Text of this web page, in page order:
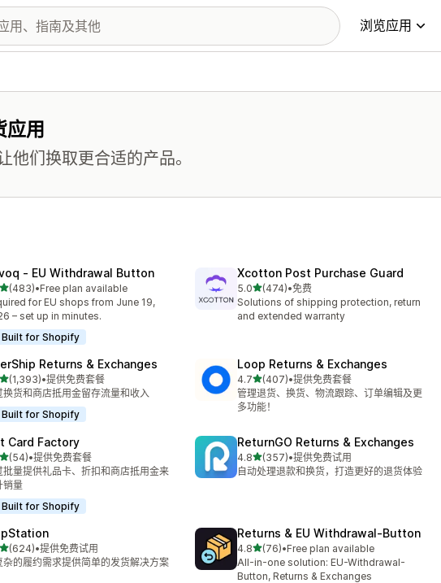
浏览应用
应用
们换取更合适的产品。
‑ EU Withdrawal Button
星（满分 5 星）
(483)
483 条评论
•Free plan available
for EU shops from June 19,
– set up in minutes.
Built for Shopify
Xcotton Post Purchase Guard
5.0星（满分 5 星）
(474)
总共 474 条评论
•免费
Solutions of shipping protection, return
and extended warranty
Returns & Exchanges
星（满分 5 星）
(1,393)
1393 条评论
•提供免费套餐
换货和商店抵用金留存流量和收入
Built for Shopify
Loop Returns & Exchanges
4.7星（满分 5 星）
(407)
总共 407 条评论
•提供免费套餐
管理退货、换货、物流跟踪、订单编辑及更
多功能！
Card Factory
星（满分 5 星）
(54)
54 条评论
•提供免费套餐
批量提供礼品卡、折扣和商店抵用金来
销量
Built for Shopify
ReturnGO Returns & Exchanges
4.8星（满分 5 星）
(357)
总共 357 条评论
•提供免费试用
自动处理退款和换货，打造更好的退货体验
星（满分 5 星）
(624)
624 条评论
•提供免费试用
杂的履约需求提供简单的发货解决方案
Returns & EU Withdrawal‑Button
4.8星（满分 5 星）
(76)
总共 76 条评论
•Free plan available
All-in-one solution: EU-Withdrawal-
Button, Returns & Exchanges